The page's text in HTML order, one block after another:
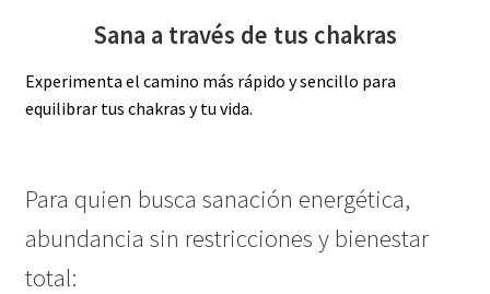
Sana a través de tus chakras
Experimenta el camino más rápido y sencillo para
equilibrar tus chakras y tu vida.
Para quien busca sanación energética,
abundancia sin restricciones y bienestar
total: